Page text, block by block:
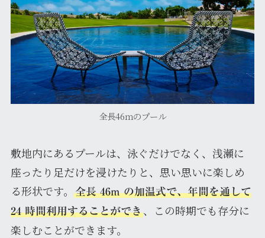
全長46ｍのプール
敷地内にあるプールは、泳ぐだけでなく、浅瀬に
座ったり足だけを浸けたりと、思い思いに楽しめ
る形状です。
全長 46m の加温式で、年間を通して
24 時間利用することができ、この時期でも存分に
楽しむことができます。